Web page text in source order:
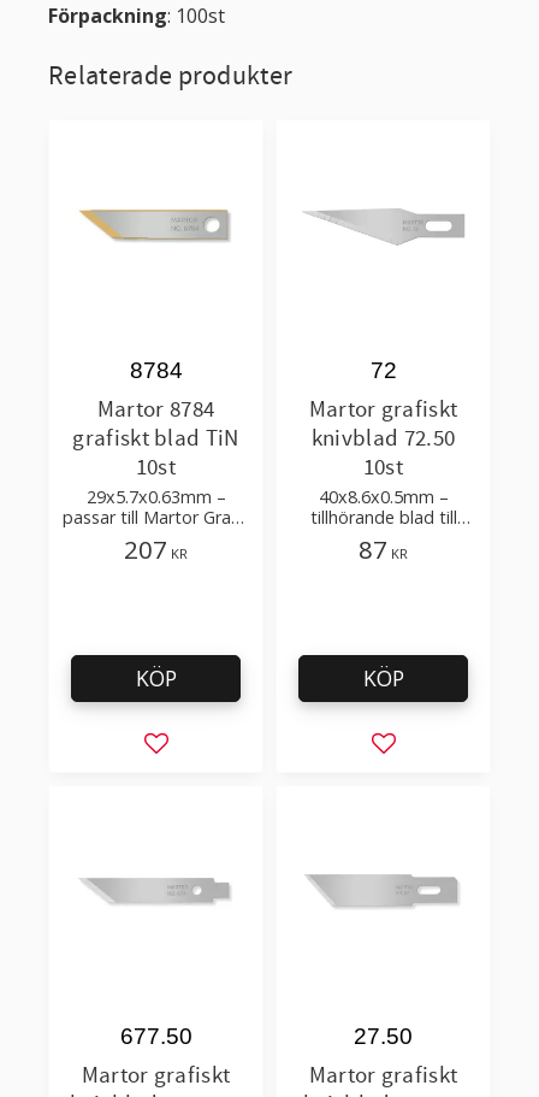
Förpackning: 100st
Relaterade produkter
Martor 8784
grafiskt blad TiN
10st
29x5.7x0.63mm –
passar till Martor Grafix
Piccolo 32132
8784
207 KR
Lägg till i favoriter
KÖP
Martor grafiskt
knivblad 72.50
10st
40x8.6x0.5mm –
tillhörande blad till
knivar Martor Grafix
Boy, Trimmex
72
87 KR
Lägg till i
KÖP
Martor grafiskt
677.50
Martor grafiskt
27.50